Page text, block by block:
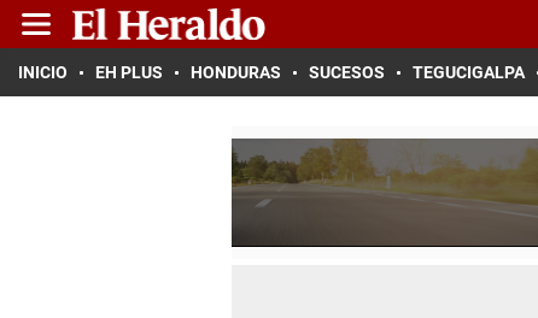
INICIO EH PLUS HONDURAS SUCESOS TEGUCIGALPA